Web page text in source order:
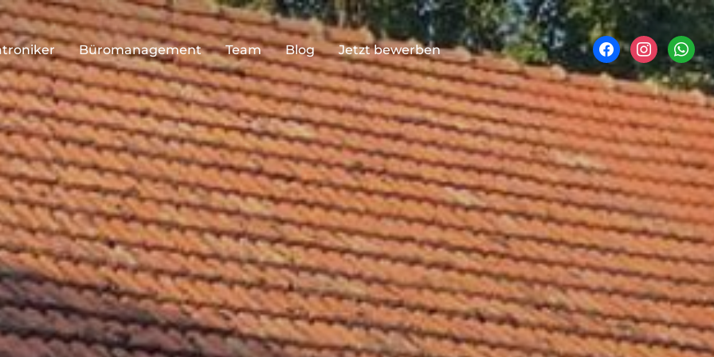
Büromanagement Team Blog Jetzt bewerben facebookinstagram